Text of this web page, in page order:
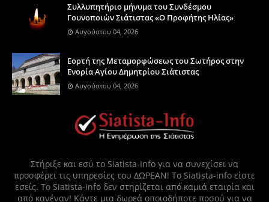
Συλλυπητήριο μήνυμα του Συνδέσμου
Γουνοποιών Σιάτιστας «Ο Προφήτης Ηλίας»
Αυγούστου 04, 2026
Eορτή της Μεταμορφώσεως του Σωτήρος στην
Ενορία Αγίου Δημητρίου Σιάτιστας
Αυγούστου 04, 2026
Στήριξε και εσύ το Siatista-Info για να συνεχίσει να
προσφέρει τις υπηρεσίες του ΔΩΡΕΑΝ! Το Siatista-info είστε
εσείς. Το Siatista-info δεν στηρίζεται από καμιά εταιρία και
από κανέναν! Κάντε μια δωρεά οποιοδήποτε ποσού για να